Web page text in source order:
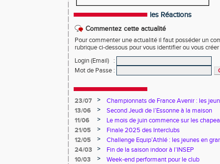
les Réactions
Commentez cette actualité
Pour commenter une actualité il faut posséder un
rubrique ci-dessous pour vous identifier ou vous
Login (Email)
:
Mot de Passe :
23/07 >
Championnats de France Avenir : les
13/06
>
Second Jeudi de l’Essonne à la maison
11/06
>
Le mois de juin commence sur les
21/05
>
Finale 2025 des Interclubs
12/05
>
Challenge Equip’Athlé : les jeunes en
24/03
>
Fin de la saison indoor à l’INSEP
10/03
>
Week-end performant pour le club